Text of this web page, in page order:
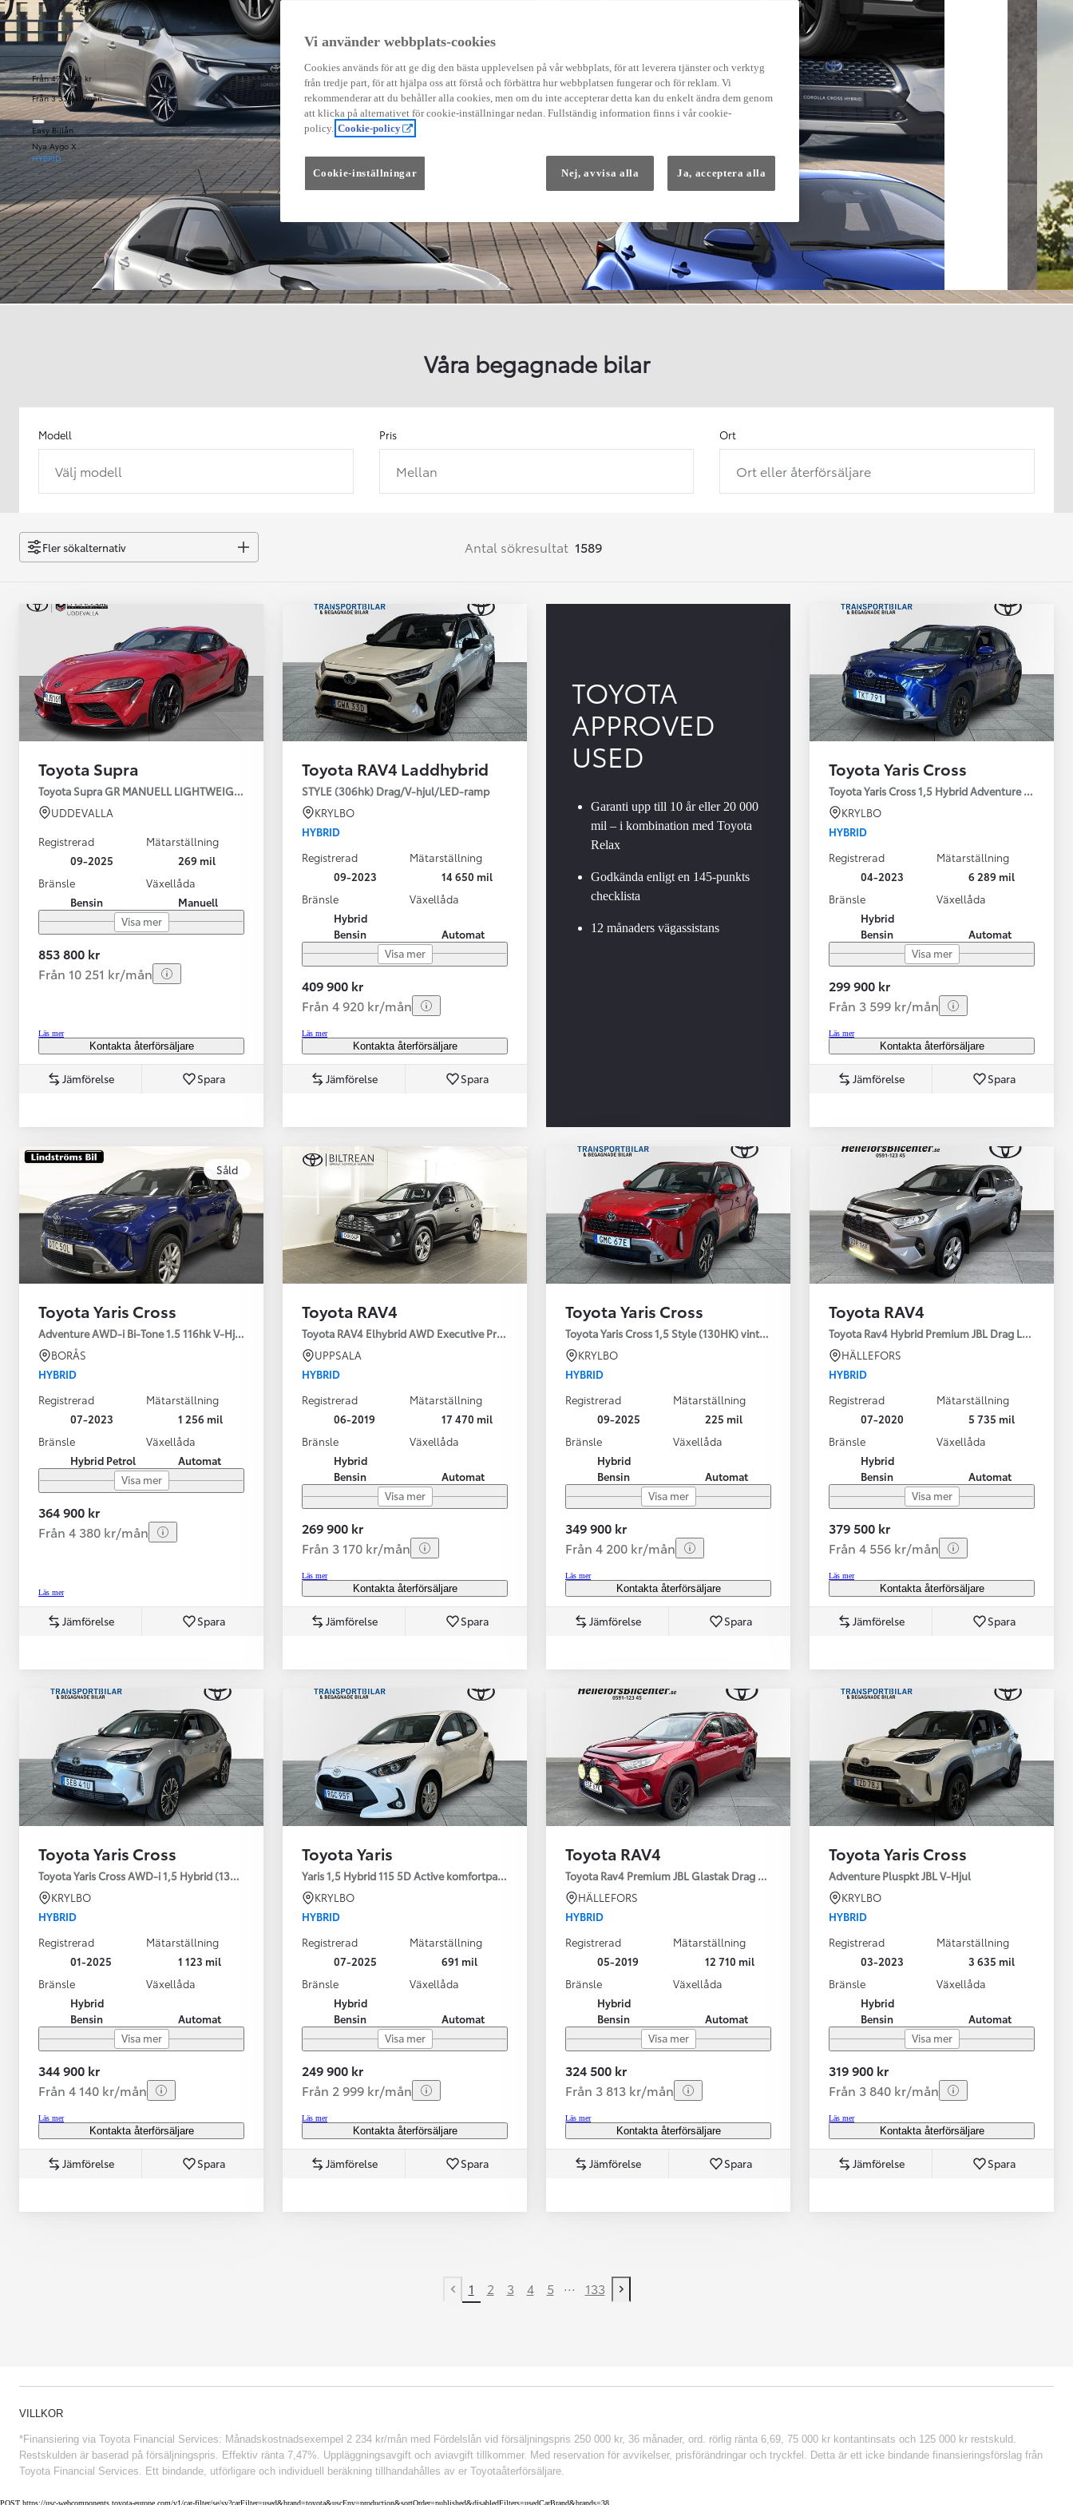
Från 479 900 kr
Från 3 333 kr/mån
Easy Billån
Från 569 900 kr
Från 3 958 kr/mån
Nya Aygo X
HYBRID
Från 238 900 kr
Easy Billån
HYBRID
GR Yaris
BENSIN
Från 599 900 kr
Corolla
HYBRID
Från 324 900 kr
Från 3 194 kr/mån
HYBRID
Från 360 900 kr
Från 3 548 kr/mån
Easy Billån
Toyota C-HR
Från 350 900 kr
Från 3 450 kr/mån
Easy Billån
Toyota GR Supra
BENSIN
Nya GR GT
The soul lives on
Vi har Sveriges mest nöjda
Toyota
När varje jobb
Våra begagnade bilar
Modell
Välj modell
Pris
Mellan
Ort
Ort eller återförsäljare
Fler sökalternativ Antal sökresultat 1589
Toyota Supra
Toyota Supra GR MANUELL LIGHTWEIGHT EVO / OMG LEV! MOMSBIL!
UDDEVALLA
Registrerad
09-2025
Mätarställning
269 mil
Bränsle
Bensin
Växellåda
Manuell
Visa mer
853 800 kr
Från 10 251 kr/mån
Läs mer
Kontakta återförsäljare
Jämförelse Spara
Toyota RAV4 Laddhybrid
STYLE (306hk) Drag/V-hjul/LED-ramp
KRYLBO
HYBRID
Registrerad
09-2023
Mätarställning
14 650 mil
Bränsle
Hybrid
Bensin
Växellåda
Automat
Visa mer
409 900 kr
Från 4 920 kr/mån
Läs mer
Kontakta återförsäljare
Jämförelse Spara
TOYOTA
APPROVED
USED
Garanti upp till 10 år eller 20 000
mil – i kombination med Toyota
Relax
Godkända enligt en 145-punkts
checklista
12 månaders vägassistans
Toyota Yaris Cross
Toyota Yaris Cross 1,5 Hybrid Adventure Drag V-
KRYLBO
HYBRID
Registrerad
04-2023
Mätarställning
6 289 mil
Bränsle
Hybrid
Bensin
Växellåda
Automat
Visa mer
299 900 kr
Från 3 599 kr/mån
Läs mer
Kontakta återförsäljare
Jämförelse Spara
Såld
Toyota Yaris Cross
Adventure AWD-i Bi-Tone 1.5 116hk V-Hjul Drag JBL
BORÅS
HYBRID
Registrerad
07-2023
Mätarställning
1 256 mil
Bränsle
Hybrid Petrol
Växellåda
Automat
Visa mer
364 900 kr
Från 4 380 kr/mån
Läs mer
Jämförelse Spara
Toyota RAV4
Toyota RAV4 Elhybrid AWD Executive Premium Drag 360-kamera JBL
UPPSALA
HYBRID
Registrerad
06-2019
Mätarställning
17 470 mil
Bränsle
Hybrid
Bensin
Växellåda
Automat
Visa mer
269 900 kr
Från 3 170 kr/mån
Läs mer
Kontakta återförsäljare
Jämförelse Spara
Toyota Yaris Cross
Toyota Yaris Cross 1,5 Style (130HK) vinterhjul
KRYLBO
HYBRID
Registrerad
09-2025
Mätarställning
225 mil
Bränsle
Hybrid
Bensin
Växellåda
Automat
Visa mer
349 900 kr
Från 4 200 kr/mån
Läs mer
Kontakta återförsäljare
Jämförelse Spara
Toyota RAV4
Toyota Rav4 Hybrid Premium JBL Drag Led ramp
HÄLLEFORS
HYBRID
Registrerad
07-2020
Mätarställning
5 735 mil
Bränsle
Hybrid
Bensin
Växellåda
Automat
Visa mer
379 500 kr
Från 4 556 kr/mån
Läs mer
Kontakta återförsäljare
Jämförelse Spara
Toyota Yaris Cross
Toyota Yaris Cross AWD-i 1,5 Hybrid (130HK) Style V-hjul
KRYLBO
HYBRID
Registrerad
01-2025
Mätarställning
1 123 mil
Bränsle
Hybrid
Bensin
Växellåda
Automat
Visa mer
344 900 kr
Från 4 140 kr/mån
Läs mer
Kontakta återförsäljare
Jämförelse Spara
Toyota Yaris
Yaris 1,5 Hybrid 115 5D Active komfortpaket
KRYLBO
HYBRID
Registrerad
07-2025
Mätarställning
691 mil
Bränsle
Hybrid
Bensin
Växellåda
Automat
Visa mer
249 900 kr
Från 2 999 kr/mån
Läs mer
Kontakta återförsäljare
Jämförelse Spara
Toyota RAV4
Toyota Rav4 Premium JBL Glastak Drag Motorv Vhjul
HÄLLEFORS
HYBRID
Registrerad
05-2019
Mätarställning
12 710 mil
Bränsle
Hybrid
Bensin
Växellåda
Automat
Visa mer
324 500 kr
Från 3 813 kr/mån
Läs mer
Kontakta återförsäljare
Jämförelse Spara
Toyota Yaris Cross
Adventure Pluspkt JBL V-Hjul
KRYLBO
HYBRID
Registrerad
03-2023
Mätarställning
3 635 mil
Bränsle
Hybrid
Bensin
Växellåda
Automat
Visa mer
319 900 kr
Från 3 840 kr/mån
Läs mer
Kontakta återförsäljare
Jämförelse Spara
Previous page
1 2 3 4 5 ... 133
Next page
VILLKOR
*Finansiering via Toyota Financial Services: Månadskostnadsexempel 2 234 kr/mån med Fördelslån vid försäljningspris 250 000 kr, 36 månader, ord. rörlig ränta 6,69, 75 000 kr kontantinsats och 125 000 kr restskuld.
Restskulden är baserad på försäljningspris. Effektiv ränta 7,47%. Uppläggningsavgift och aviavgift tillkommer. Med reservation för avvikelser, prisförändringar och tryckfel. Detta är ett icke bindande finansieringsförslag från
Toyota Financial Services. Ett bindande, utförligare och individuell beräkning tillhandahålles av er Toyotaåterförsäljare.
POST https://usc-webcomponents.toyota-europe.com/v1/car-filter/se/sv?carFilter=used&brand=toyota&uscEnv=production&sortOrder=published&disabledFilters=usedCarBrand&brands=38
Vi använder webbplats-cookies
Cookies används för att ge dig den bästa upplevelsen på vår webbplats, för att leverera tjänster och verktyg
från tredje part, för att hjälpa oss att förstå och förbättra hur webbplatsen fungerar och för reklam. Vi
rekommenderar att du behåller alla cookies, men om du inte accepterar detta kan du enkelt ändra dem genom
att klicka på alternativet för cookie-inställningar nedan. Fullständig information finns i vår cookie-
policy. Cookie-policy
Cookie-inställningar Nej, avvisa alla Ja, acceptera alla